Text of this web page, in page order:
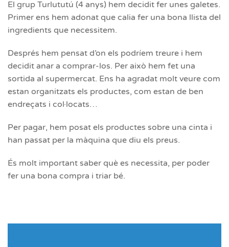
El grup Turlututú (4 anys) hem decidit fer unes galetes.
Primer ens hem adonat que calia fer una bona llista del
ingredients que necessitem.
Després hem pensat d’on els podríem treure i hem
decidit anar a comprar-los. Per això hem fet una
sortida al supermercat. Ens ha agradat molt veure com
estan organitzats els productes, com estan de ben
endreçats i col·locats…
Per pagar, hem posat els productes sobre una cinta i
han passat per la màquina que diu els preus.
És molt important saber què es necessita, per poder
fer una bona compra i triar bé.